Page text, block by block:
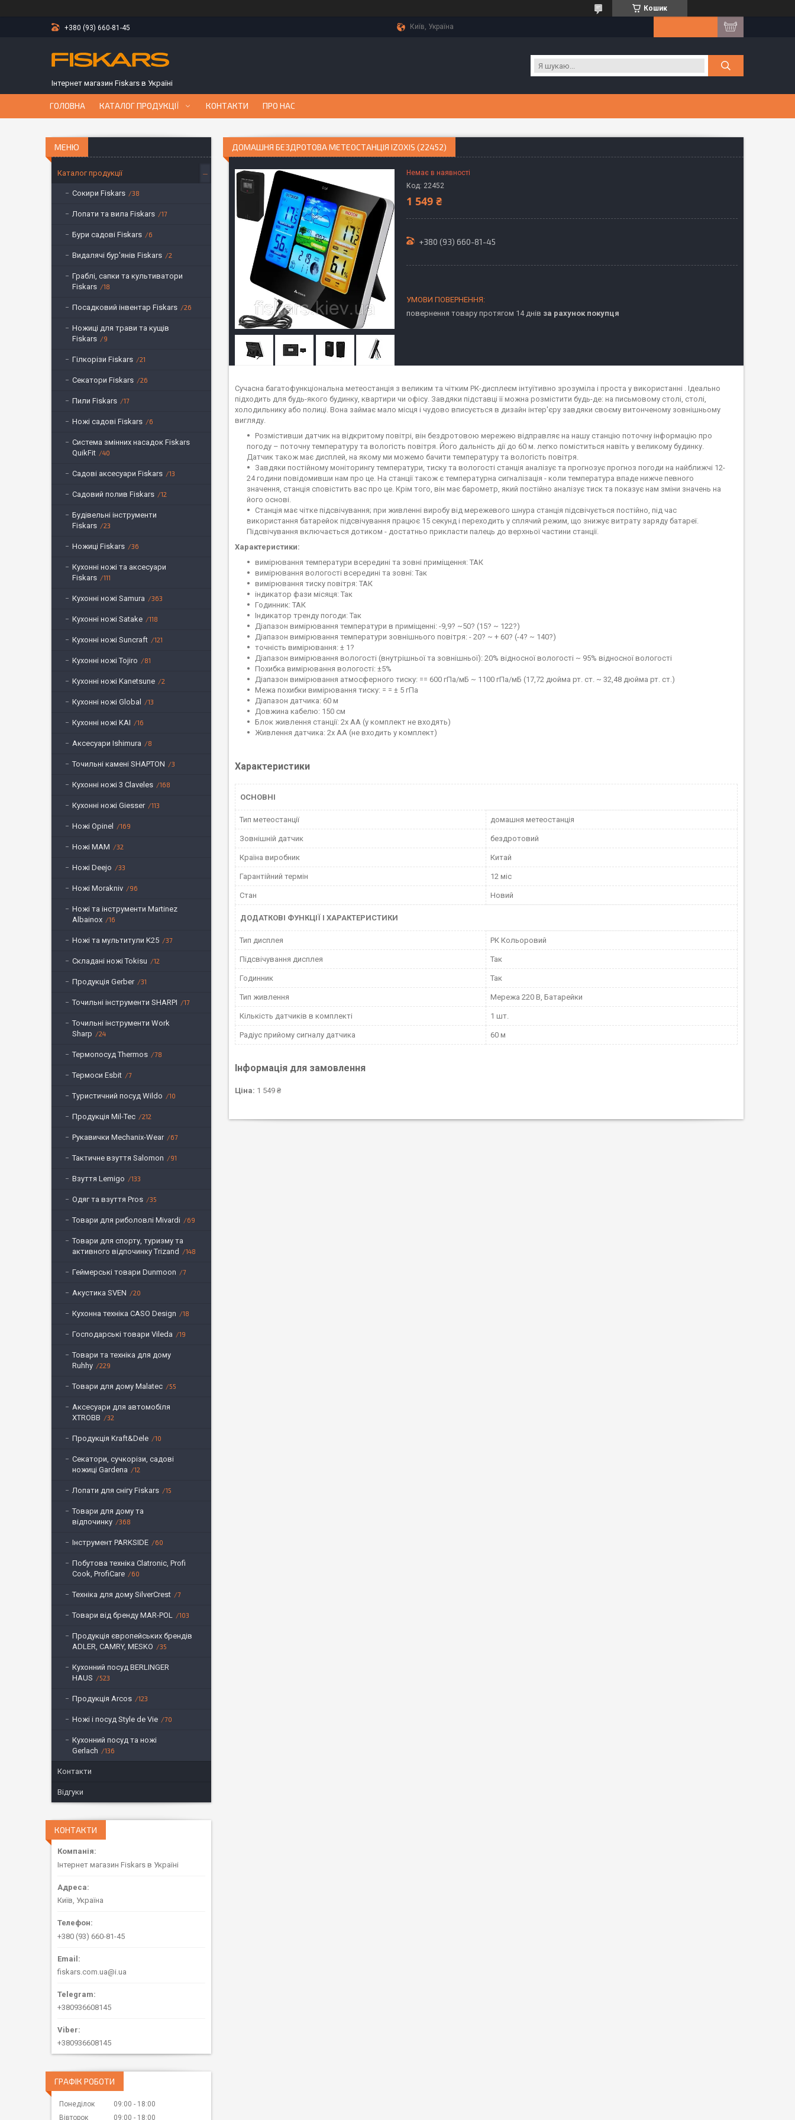
Кошик
+380 (93) 660-81-45 Київ, Україна
Інтернет магазин Fiskars в Україні
ГОЛОВНА КАТАЛОГ ПРОДУКЦІЇ КОНТАКТИ ПРО НАС
ДОМАШНЯ БЕЗДРОТОВА МЕТЕОСТАНЦІЯ IZOXIS (22452)
Немає в наявності
Код: 22452
1 549 ₴
+380 (93) 660-81-45
повернення товару протягом 14 днів за рахунок покупця
Сучасна багатофункціональна метеостанція з великим та чітким РК-дисплеєм інтуїтивно зрозуміла і проста у використанні . Ідеально
підходить для будь-якого будинку, квартири чи офісу. Завдяки підставці її можна розмістити будь-де: на письмовому столі, столі,
холодильнику або полиці. Вона займає мало місця і чудово вписується в дизайн інтер'єру завдяки своєму витонченому зовнішньому
вигляду.
Розмістивши датчик на відкритому повітрі, він бездротовою мережею відправляє на нашу станцію поточну інформацію про
погоду – поточну температуру та вологість повітря. Його дальність дії до 60 м. легко поміститься навіть у великому будинку.
Датчик також має дисплей, на якому ми можемо бачити температуру та вологість повітря.
Завдяки постійному моніторингу температури, тиску та вологості станція аналізує та прогнозує прогноз погоди на найближчі 12-
24 години повідомивши нам про це. На станції також є температурна сигналізація - коли температура впаде нижче певного
значення, станція сповістить вас про це. Крім того, він має барометр, який постійно аналізує тиск та показує нам зміни значень на
його основі.
Станція має чітке підсвічування; при живленні виробу від мережевого шнура станція підсвічується постійно, під час
використання батарейок підсвічування працює 15 секунд і переходить у сплячий режим, що знижує витрату заряду батареї.
Підсвічування включається дотиком - достатньо прикласти палець до верхньої частини станції.
Характеристики:
вимірювання температури всередині та зовні приміщення: ТАК
вимірювання вологості всередині та зовні: Так
вимірювання тиску повітря: ТАК
індикатор фази місяця: Так
Годинник: ТАК
Індикатор тренду погоди: Так
Діапазон вимірювання температури в приміщенні: -9,9? ~50? (15? ~ 122?)
Діапазон вимірювання температури зовнішнього повітря: - 20? ~ + 60? (-4? ~ 140?)
точність вимірювання: ± 1?
Діапазон вимірювання вологості (внутрішньої та зовнішньої): 20% відносної вологості ~ 95% відносної вологості
Похибка вимірювання вологості: ±5%
Діапазон вимірювання атмосферного тиску: == 600 гПа/мБ ~ 1100 гПа/мБ (17,72 дюйма рт. ст. ~ 32,48 дюйма рт. ст.)
Межа похибки вимірювання тиску: = = ± 5 гПа
Діапазон датчика: 60 м
Довжина кабелю: 150 см
Блок живлення станції: 2x АА (у комплект не входять)
Живлення датчика: 2x AA (не входить у комплект)
Характеристики
ОСНОВНІ
Тип метеостанції домашня метеостанція
Зовнішній датчик бездротовий
Країна виробник Китай
Гарантійний термін 12 міс
Стан Новий
ДОДАТКОВІ ФУНКЦІЇ І ХАРАКТЕРИСТИКИ
Тип дисплея РК Кольоровий
Підсвічування дисплея Так
Годинник Так
Тип живлення Мережа 220 В, Батарейки
Кількість датчиків в комплекті 1 шт.
Радіус прийому сигналу датчика 60 м
Інформація для замовлення
Ціна: 1 549 ₴
Каталог продукції
Сокири Fiskars 38
Лопати та вила Fiskars 17
Бури садові Fiskars 6
Видалячі бур'янів Fiskars 2
Граблі, сапки та культиватори
Fiskars
18
Посадковий інвентар Fiskars 26
Ножиці для трави та кущів
Fiskars
9
Гілкорізи Fiskars 21
Секатори Fiskars 26
Пили Fiskars 17
Ножі садові Fiskars 6
Система змінних насадок Fiskars
QuikFit
40
Садові аксесуари Fiskars 13
Садовий полив Fiskars 12
Будівельні інструменти
Fiskars
23
Ножиці Fiskars 36
Кухонні ножі та аксесуари
Fiskars
111
Кухонні ножі Samura 363
Кухонні ножі Satake 118
Кухонні ножі Suncraft 121
Кухонні ножі Tojiro 81
Кухонні ножі Kanetsune 2
Кухонні ножі Global 13
Кухонні ножі KAI 16
Аксесуари Ishimura 8
Точильні камені SHAPTON 3
Кухонні ножі 3 Claveles 168
Кухонні ножі Giesser 113
Ножі Opinel 169
Ножі MAM 32
Ножі Deejo 33
Ножі Morakniv 96
Ножі та інструменти Martinez
Albainox
16
Ножі та мультитули K25 37
Складані ножі Tokisu 12
Продукція Gerber 31
Точильні інструменти SHARPI 17
Точильні інструменти Work
Sharp
24
Термопосуд Thermos 78
Термоси Esbit 7
Туристичний посуд Wildo 10
Продукція Mil-Tec 212
Рукавички Mechanix-Wear 67
Тактичне взуття Salomon 91
Взуття Lemigo 133
Одяг та взуття Pros 35
Товари для риболовлі Mivardi 69
Товари для спорту, туризму та
активного відпочинку Trizand
148
Геймерські товари Dunmoon 7
Акустика SVEN 20
Кухонна техніка CASO Design 18
Господарські товари Vileda 19
Товари та техніка для дому
Ruhhy
229
Товари для дому Malatec 55
Аксесуари для автомобіля
XTROBB
32
Продукція Kraft&Dele 10
Секатори, сучкорізи, садові
ножиці Gardena
12
Лопати для снігу Fiskars 15
Товари для дому та
відпочинку
368
Інструмент PARKSIDE 60
Побутова техніка Clatronic, Profi
Cook, ProfiCare
60
Техніка для дому SilverCrest 7
Товари від бренду MAR-POL 103
Продукція європейських брендів
ADLER, CAMRY, MESKO
35
Кухонний посуд BERLINGER
HAUS
523
Продукція Arcos 123
Ножі і посуд Style de Vie 70
Кухонний посуд та ножі
Gerlach
136
Контакти
Відгуки
КОНТАКТИ
Інтернет магазин Fiskars в Україні
Київ, Україна
+380 (93) 660-81-45
fiskars.com.ua@i.ua
+380936608145
+380936608145
ГРАФІК РОБОТИ
Понеділок 09:00
18:00
Вівторок
09:00 18:00